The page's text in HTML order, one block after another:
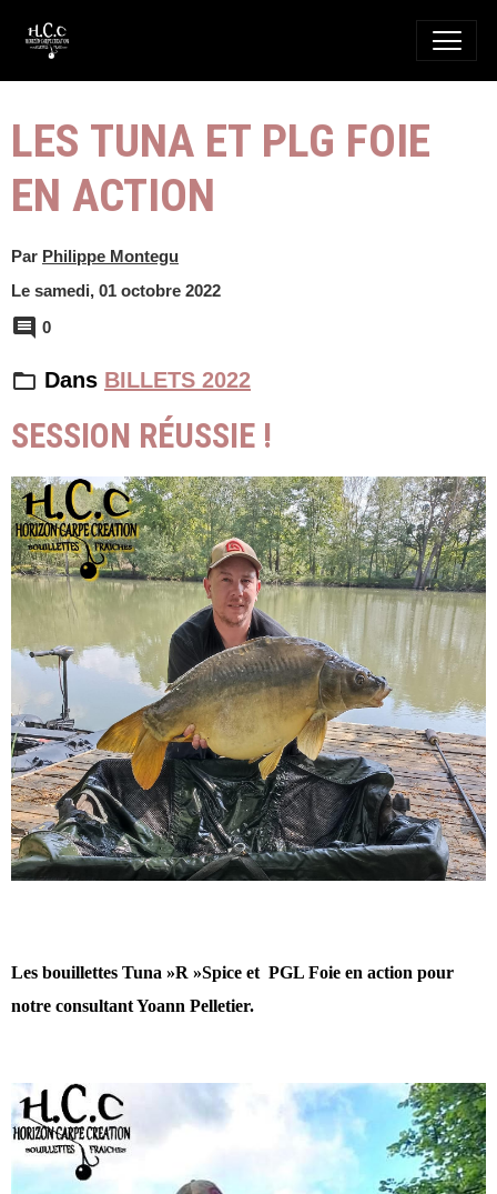
LES TUNA ET PLG FOIE
EN ACTION
Par Philippe Montegu
Le samedi, 01 octobre 2022
0
Dans BILLETS 2022
SESSION RÉUSSIE !
Les bouillettes Tuna »R »Spice et PGL Foie en action pour
notre consultant Yoann Pelletier.